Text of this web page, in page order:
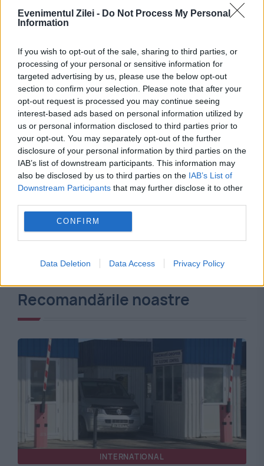
Evenimentul Zilei - Do Not Process My Personal
Information
If you wish to opt-out of the sale, sharing to third parties, or
processing of your personal or sensitive information for
targeted advertising by us, please use the below opt-out
section to confirm your selection. Please note that after your
opt-out request is processed you may continue seeing
interest-based ads based on personal information utilized by
us or personal information disclosed to third parties prior to
your opt-out. You may separately opt-out of the further
disclosure of your personal information by third parties on the
IAB’s list of downstream participants. This information may
also be disclosed by us to third parties on the IAB’s List of
Downstream Participants that may further disclose it to other
CONFIRM
Data Deletion Data Access Privacy Policy
shahed spatiul aerian
Recomandările noastre
INTERNATIONAL